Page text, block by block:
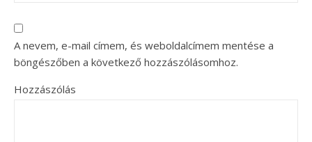
A nevem, e-mail címem, és weboldalcímem mentése a
böngészőben a következő hozzászólásomhoz.
Hozzászólás